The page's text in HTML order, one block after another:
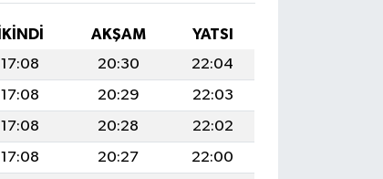
İKINDI AKŞAM
YATSI
17:08 20:30
22:04
17:08 20:29
22:03
17:08 20:28
22:02
17:08 20:27
22:00